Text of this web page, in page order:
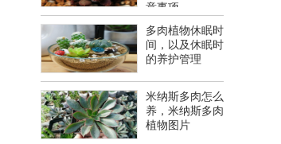
意事项
多肉植物休眠时
间，以及休眠时
的养护管理
米纳斯多肉怎么
养，米纳斯多肉
植物图片